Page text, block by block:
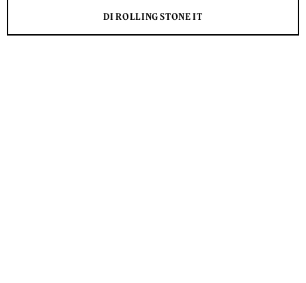
DI ROLLING STONE IT